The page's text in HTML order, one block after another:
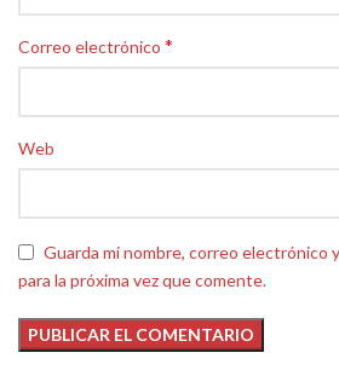
Correo electrónico *
Web
Guarda mi nombre, correo electrónico
para la próxima vez que comente.